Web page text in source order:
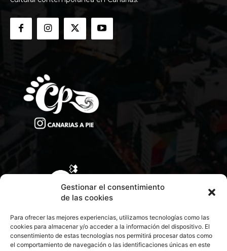
Gestionar el consentimiento
de las cookies
Para ofrecer las mejores experiencias, utilizamos tecnologías como las
cookies para almacenar y/o acceder a la información del dispositivo. El
consentimiento de estas tecnologías nos permitirá procesar datos como
el comportamiento de navegación o las identificaciones únicas en este